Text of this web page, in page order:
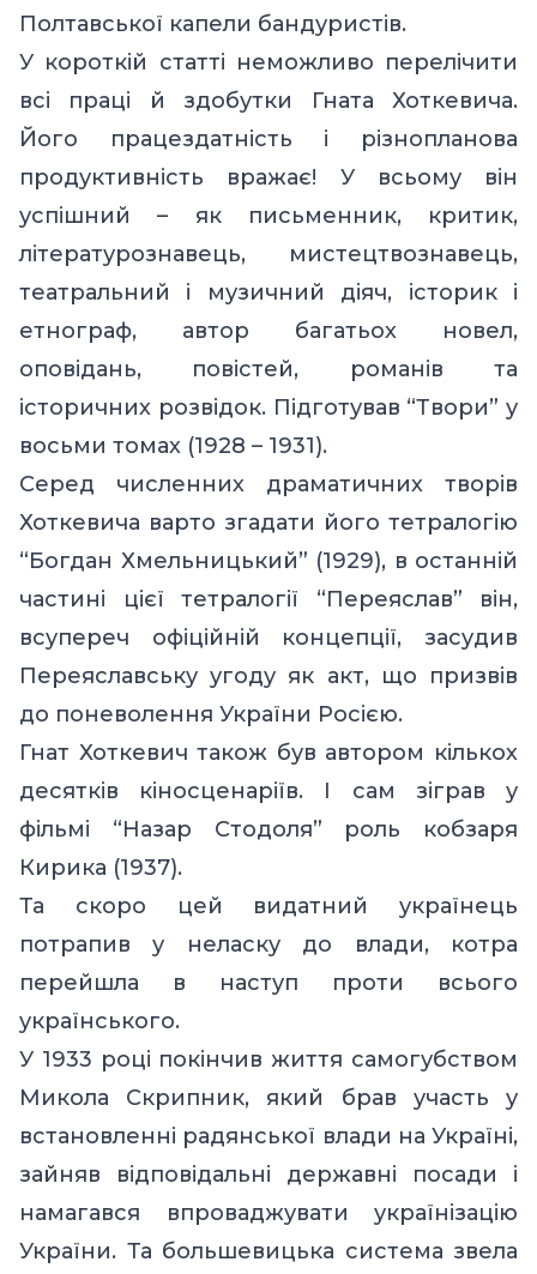
Полтавської капели бандуристів.
У короткій статті неможливо перелічити
всі праці й здобутки Гната Хоткевича.
Його працездатність і різнопланова
продуктивність вражає! У всьому він
успішний – як письменник, критик,
літературознавець, мистецтвознавець,
театральний і музичний діяч, історик і
етнограф, автор багатьох новел,
оповідань, повістей, романів та
історичних розвідок. Підготував “Твори” у
восьми томах (1928 – 1931).
Серед численних драматичних творів
Хоткевича варто згадати його тетралогію
“Богдан Хмельницький” (1929), в останній
частині цієї тетралогії “Переяслав” він,
всупереч офіційній концепції, засудив
Переяславську угоду як акт, що призвів
до поневолення України Росією.
Гнат Хоткевич також був автором кількох
десятків кіносценаріїв. І сам зіграв у
фільмі “Назар Стодоля” роль кобзаря
Кирика (1937).
Та скоро цей видатний українець
потрапив у неласку до влади, котра
перейшла в наступ проти всього
українського.
У 1933 році покінчив життя самогубством
Микола Скрипник, який брав участь у
встановленні радянської влади на Україні,
зайняв відповідальні державні посади і
намагався впроваджувати українізацію
України. Та большевицька система звела